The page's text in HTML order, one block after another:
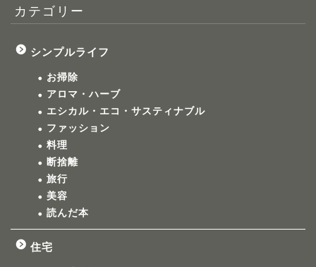
カテゴリー
シンプルライフ
お掃除
アロマ・ハーブ
エシカル・エコ・サスティナブル
ファッション
料理
断捨離
旅行
美容
読んだ本
住宅